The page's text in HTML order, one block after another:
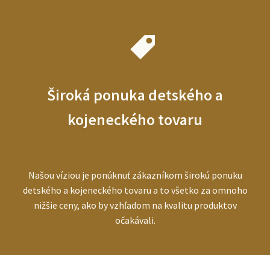
Široká ponuka detského a
kojeneckého tovaru
Našou víziou je ponúknuť zákazníkom širokú ponuku
detského a kojeneckého tovaru a to všetko za omnoho
nižšie ceny, ako by vzhľadom na kvalitu produktov
očakávali.